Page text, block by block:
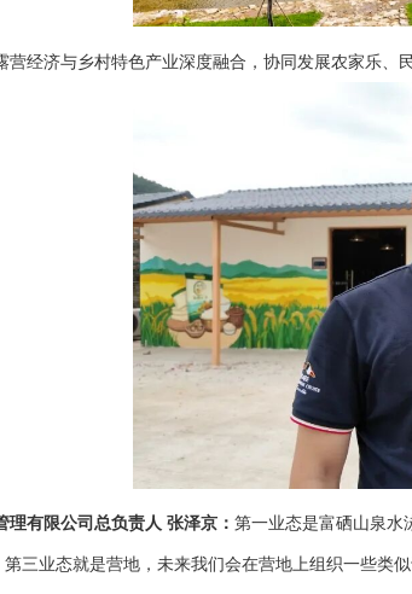
营经济与乡村特色产业深度融合，协同发展农家乐、
理有限公司总负责人 张泽京： 第一业态是富硒山泉水
三业态就是营地，未来我们会在营地上组织一些类